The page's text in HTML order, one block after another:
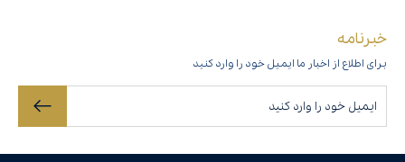
خبرنامه
برای اطلاع از اخبار ما ایمیل خود را وارد کنید